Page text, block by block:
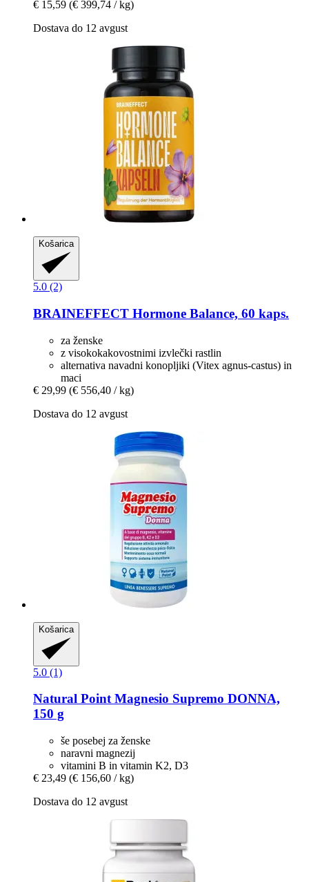
€ 15,59 (€ 399,74 / kg)
Dostava do 12 avgust
Košarica
5.0 (2)
BRAINEFFECT Hormone Balance, 60 kaps.
za ženske
z visokokakovostnimi izvlečki rastlin
alternativa navadni konopljiki (Vitex agnus-castus) in
maci
€ 29,99 (€ 556,40 / kg)
Dostava do 12 avgust
Košarica
5.0 (1)
Natural PointMagnesio Supremo DONNA,
150 g
še posebej za ženske
naravni magnezij
vitamini B in vitamin K2, D3
€ 23,49 (€ 156,60 / kg)
Dostava do 12 avgust